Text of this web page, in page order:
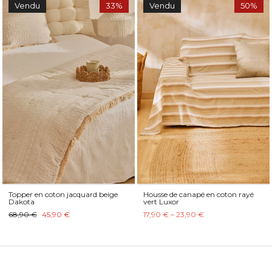
Vendu 33%
Topper en coton jacquard beige
Dakota
68,90 € 45,90 €
Vendu 50%
Housse de canapé en coton rayé
vert Luxor
17,90 € – 23,90 €